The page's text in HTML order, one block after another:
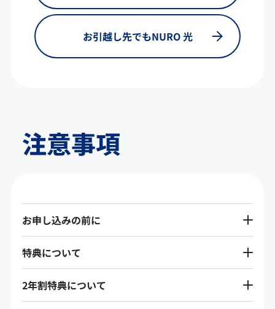
お引越し先でもNURO 光
注意事項
お申し込みの前に
特典について
2年割特典について